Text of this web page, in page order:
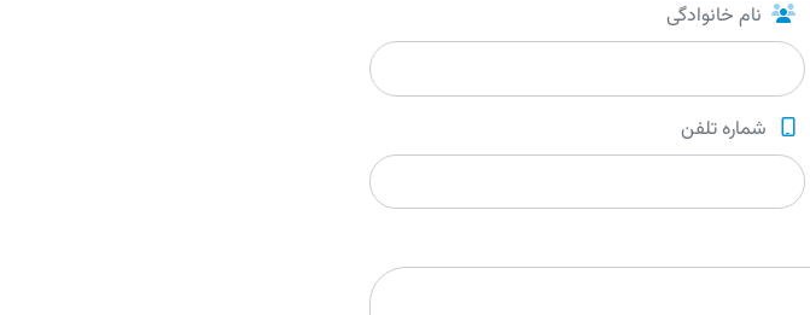
نام خانوادگی
شماره تلفن